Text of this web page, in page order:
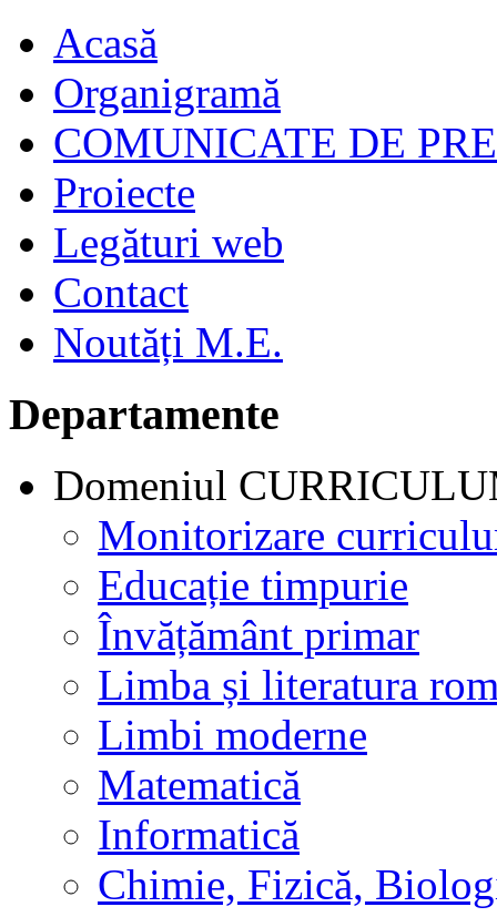
Acasă
Organigramă
COMUNICATE DE
Proiecte
Legături web
Contact
Noutăți M.E.
Departamente
Domeniul
Monitorizare
Educație timpurie
Învățământ primar
Limba și literatura
Limbi moderne
Matematică
Informatică
Chimie, Fizică,